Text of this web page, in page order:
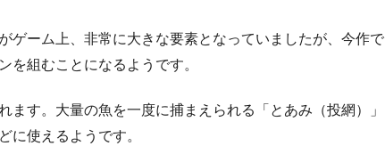
ゲーム上、非常に大きな要素となっていましたが、今作で
組むことになるようです。
す。大量の魚を一度に捕まえられる「とあみ（投網）」
使えるようです。